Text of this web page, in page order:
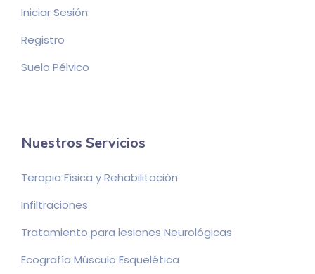
Iniciar Sesión
Registro
Suelo Pélvico
Nuestros Servicios
Terapia Física y Rehabilitación
Infiltraciones
Tratamiento para lesiones Neurológicas
Ecografía Músculo Esquelética